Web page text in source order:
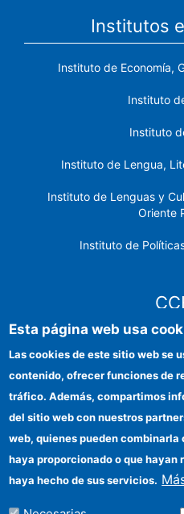
Institutos
Instituto de Economía,
Instituto
Instituto
Instituto de Lengua,
Instituto de Lenguas y
Oriente
Instituto de
Identidad
Ayudas
Organismos
Esta página web usa
Las cookies de este sitio web se
contenido, ofrecer funciones de
tráfico. Además, compartimos
del sitio web con nuestros
web, quienes pueden
haya proporcionado o que hayan
haya hecho de sus servicios.